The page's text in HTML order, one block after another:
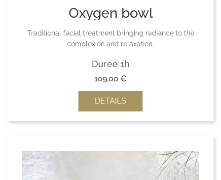
Oxygen bowl
Traditional facial treatment bringing radiance to the
complexion and relaxation.
Durée 1h
109,00 €
DETAILS